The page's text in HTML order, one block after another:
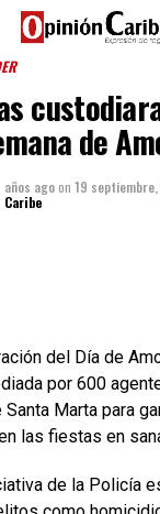
de
años agoon 19
Caribe
del Día de
por 600
Marta para
las fiestas en
de la Policía